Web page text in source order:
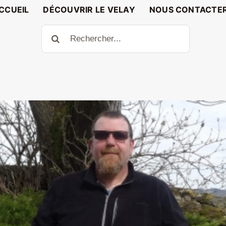
DÉCOUVRIR LE VELAY
NOUS
Rechercher: